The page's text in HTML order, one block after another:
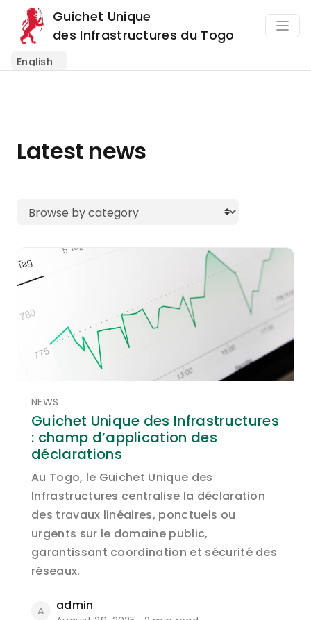
Guichet Unique
des Infrastructures du Togo
Latest news
Browse by category
NEWS
Guichet Unique des Infrastructures
: champ d’application des
déclarations
Au Togo, le Guichet Unique des
Infrastructures centralise la déclaration
des travaux linéaires, ponctuels ou
urgents sur le domaine public,
garantissant coordination et sécurité des
réseaux.
A admin